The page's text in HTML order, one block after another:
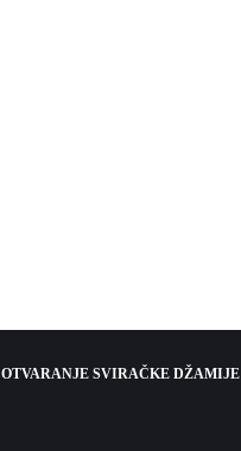
OTVARANJE SVIRAČKE DŽAMIJE